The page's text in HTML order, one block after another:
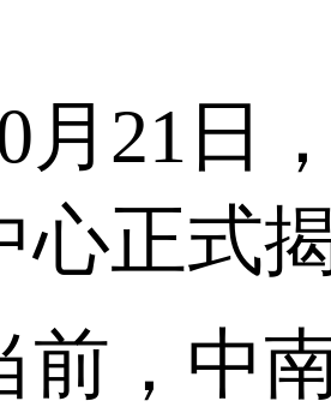
日，
心正式
中南